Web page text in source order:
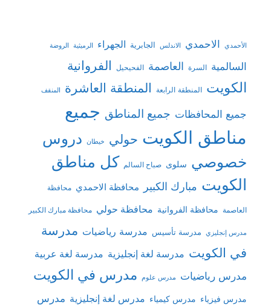
الأحمدي الاحمدي الاندلس الجابرية الجهراء الرميثية الروضة
السالمية السرة العاصمة الفحيحيل الفروانية
الكويت المنطقة الرابعة المنطقة العاشرة المنقف
جميع المحافظات جميع المناطق جميع
مناطق الكويت حولي خيطان دروس
خصوصي سلوى صباح السالم كل مناطق
الكويت مبارك الكبير محافظة الاحمدي محافظة
العاصمة محافظة الفروانية محافظة حولي محافظة مبارك الكبير
مدرس إنجليزي مدرسة تأسيس مدرسة رياضيات مدرسة
في الكويت مدرسة لغة إنجليزية مدرسة لغة عربية
مدرس رياضيات مدرس علوم مدرس في الكويت
مدرس فيزياء مدرس كيمياء مدرس لغة إنجليزية مدرس